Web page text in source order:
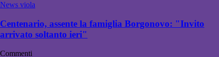
News viola
Centenario, assente la famiglia Borgonovo: "Invito
arrivato soltanto ieri"
Commenti